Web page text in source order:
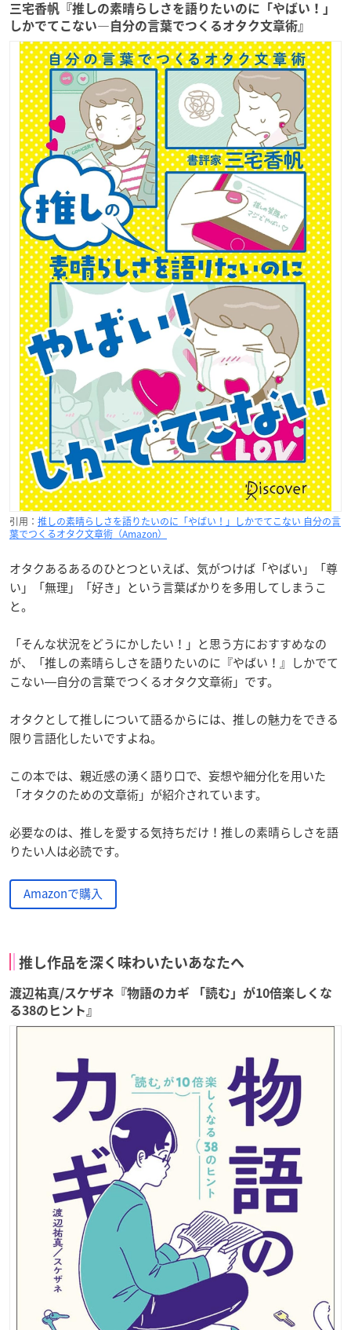
三宅香帆『推しの素晴らしさを語りたいのに「やばい！」
しかでてこない―自分の言葉でつくるオタク文章術』
引用： 推しの素晴らしさを語りたいのに「やばい！」しかでてこない 自分の言
葉でつくるオタク文章術（Amazon）
オタクあるあるのひとつといえば、気がつけば「やばい」「尊
い」「無理」「好き」という言葉ばかりを多用してしまうこ
と。
「そんな状況をどうにかしたい！」と思う方におすすめなの
が、「推しの素晴らしさを語りたいのに『やばい！』しかでて
こない―自分の言葉でつくるオタク文章術」 です。
オタクとして推しについて語るからには、推しの魅力をできる
限り言語化したいですよね。
この本では、親近感の湧く語り口で、妄想や細分化を用いた
「オタクのための文章術」が紹介されています。
必要なのは、推しを愛する気持ちだけ！推しの素晴らしさを語
りたい人は必読です。
Amazonで購入
推し作品を深く味わいたいあなたへ
渡辺祐真/スケザネ『物語のカギ 「読む」が10倍楽しくな
る38のヒント』